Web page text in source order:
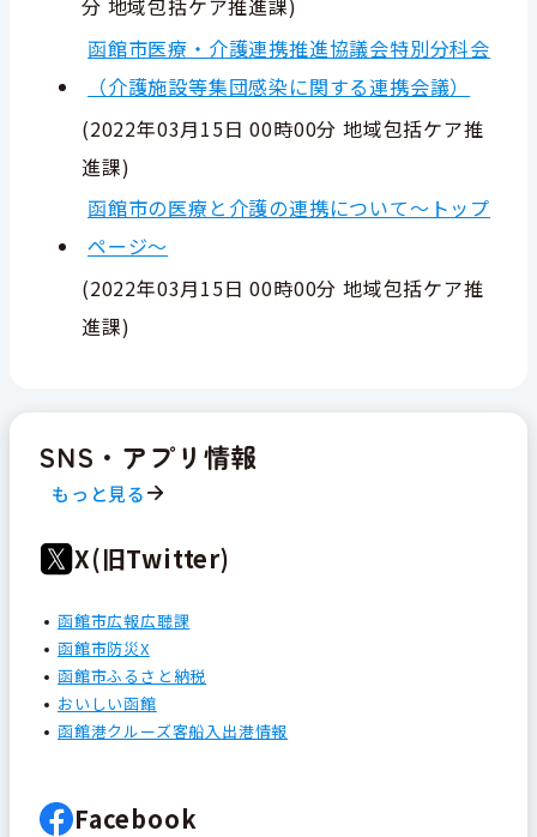
分 地域包括ケア推進課)
函館市医療・介護連携推進協議会特別分科会
（介護施設等集団感染に関する連携会議）
(2022年03月15日 00時00分 地域包括ケア推
進課)
函館市の医療と介護の連携について～トップ
ページ～
(2022年03月15日 00時00分 地域包括ケア推
進課)
SNS・アプリ情報
もっと見る
X(旧Twitter)
函館市広報広聴課
函館市防災X
函館市ふるさと納税
おいしい函館
函館港クルーズ客船入出港情報
Facebook